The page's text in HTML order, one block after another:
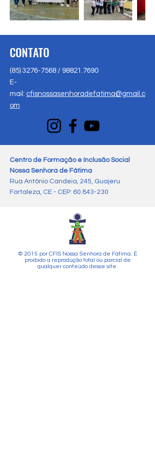
CONTATO
(85) 3276-7568 / 98821.7690
E-
mail: cfisnossasenhoradefatima@gmail.c
om
Centro de Formação e Inclusão Social
Nossa Senhora de Fátima
Rua Antônio Candeia, 245, Guajeru
Fortaleza, CE - CEP: 60.843-230
© 2015 por CFIS Nossa Senhora de Fátima. É
proibido a reprodução total ou parcial de
qualquer conteúdo desse site.